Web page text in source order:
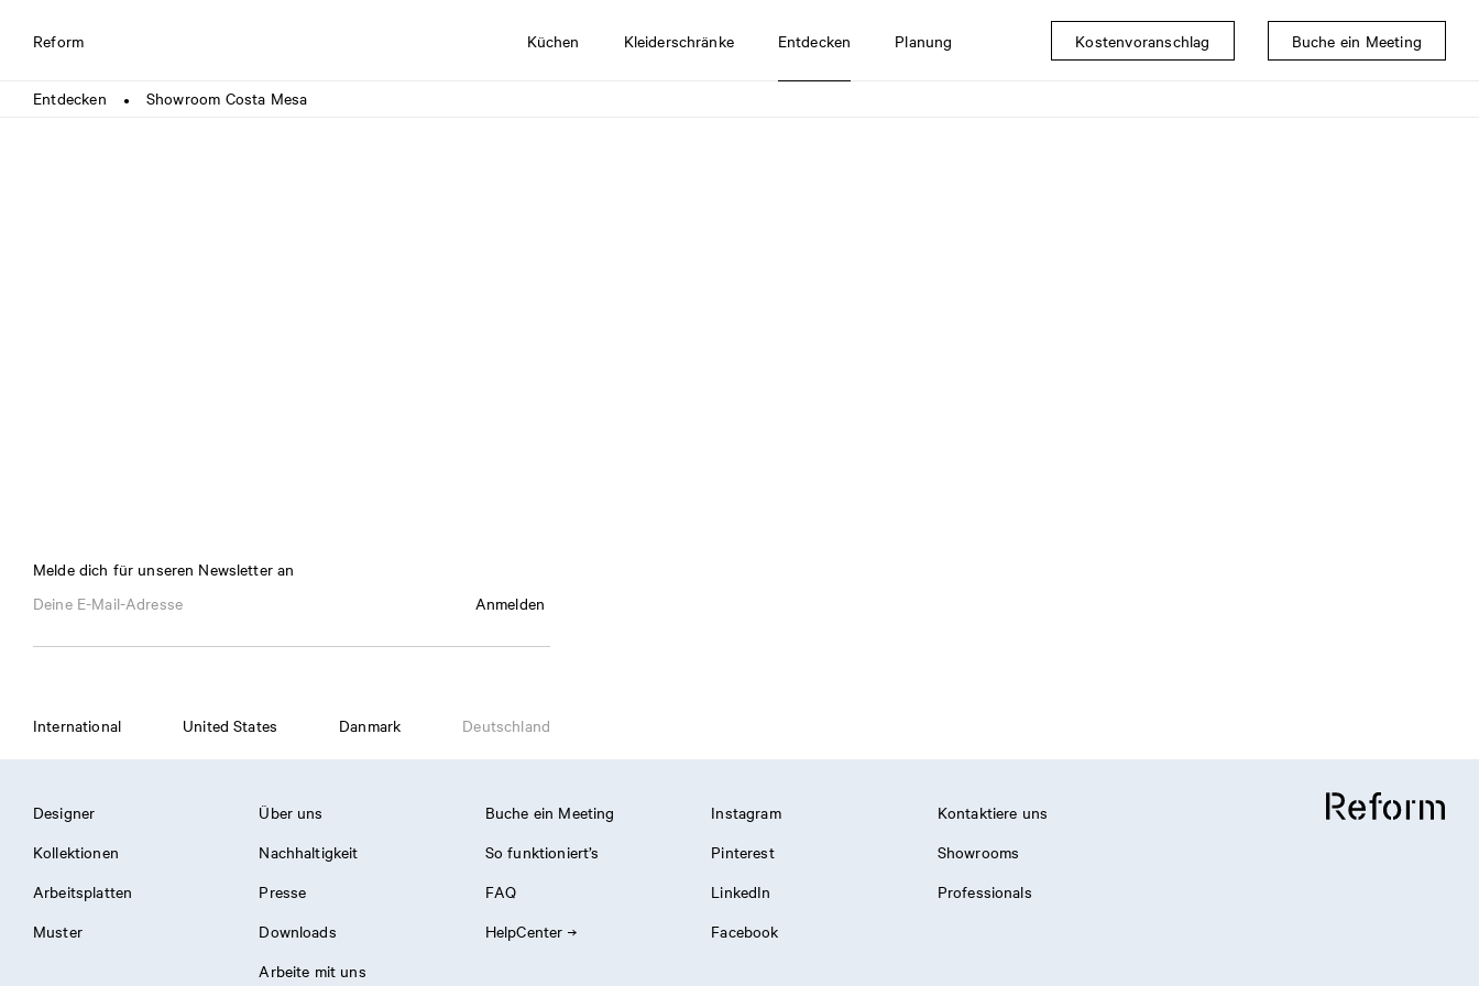
Reform Küchen Kleiderschränke Entdecken Planung Kostenvoranschlag Buche ein Meeting
Entdecken ● Showroom Costa Mesa
Melde dich für unseren Newsletter an
Anmelden
International United States Danmark Deutschland
Designer
Kollektionen
Arbeitsplatten
Muster
Über uns
Nachhaltigkeit
Presse
Downloads
Arbeite mit uns
Buche ein Meeting
So funktioniert’s
FAQ
HelpCenter
Instagram
Pinterest
LinkedIn
Facebook
Kontaktiere uns
Showrooms
Professionals